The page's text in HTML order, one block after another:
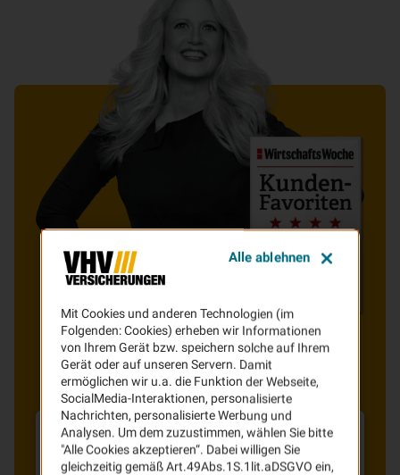
24-Stunden-Soforthilfe
Mit Cookies und anderen Technologien (im
Folgenden: Cookies) erheben wir Informationen
von Ihrem Gerät bzw. speichern solche auf Ihrem
Gerät oder auf unseren Servern. Damit
ermöglichen wir u.a. die Funktion der Webseite,
SocialMedia-Interaktionen, personalisierte
Nachrichten, personalisierte Werbung und
Analysen. Um dem zuzustimmen, wählen Sie bitte
"Alle Cookies akzeptieren“. Dabei willigen Sie
gleichzeitig gemäß Art.49Abs.1S.1lit.aDSGVO ein,
Alle ablehnen